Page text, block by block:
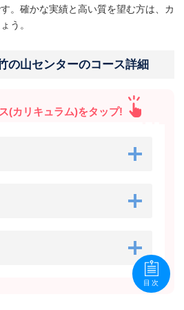
。確かな実績と高い質を望む方は、カ
う。
の山センターのコース詳細
(カリキュラム)をタップ!
目次